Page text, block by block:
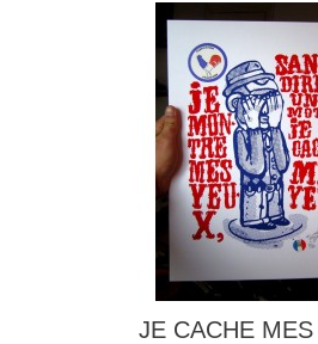
JE CACHE